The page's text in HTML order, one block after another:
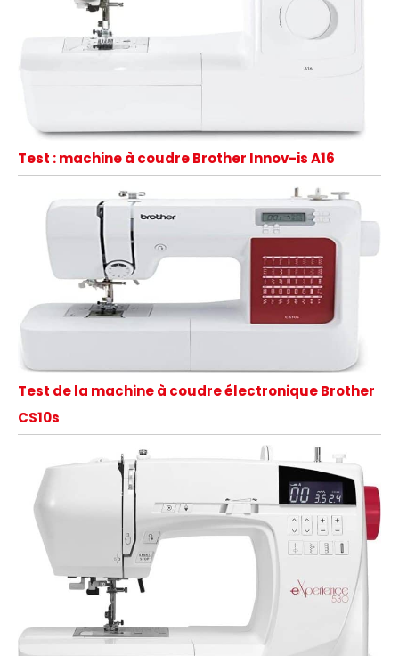
Test : machine à coudre Brother Innov-is A16
Test de la machine à coudre électronique Brother
CS10s